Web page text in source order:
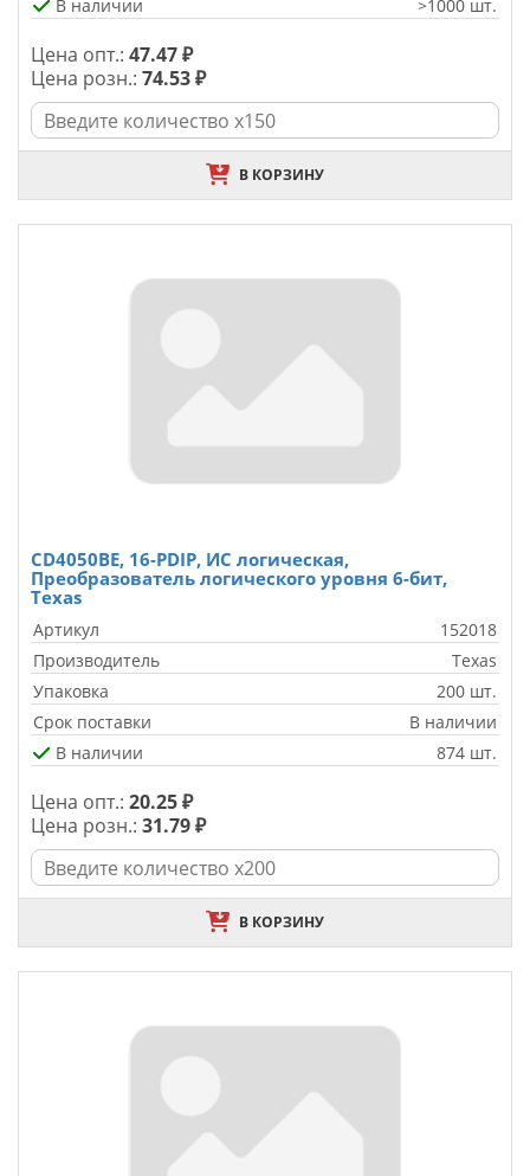
В наличии
>1000 шт.
Цена опт.: 47.47 ₽
Цена розн.: 74.53 ₽
В КОРЗИНУ
CD4050BE, 16-PDIP, ИС логическая,
Преобразователь логического уровня 6-бит,
Texas
Артикул
152018
Производитель
Texas
Упаковка
200 шт.
Срок поставки
В наличии
В наличии
874 шт.
Цена опт.: 20.25 ₽
Цена розн.: 31.79 ₽
В КОРЗИНУ